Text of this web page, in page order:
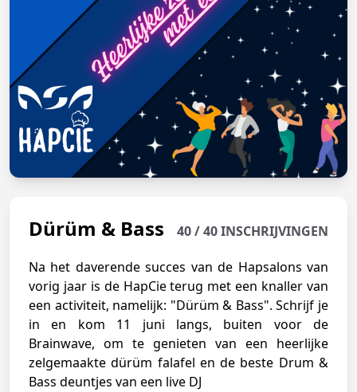
Dürüm & Bass 40 / 40 INSCHRIJVINGEN
Na het daverende succes van de Hapsalons van
vorig jaar is de HapCie terug met een knaller van
een activiteit, namelijk: "Dürüm & Bass". Schrijf je
in en kom 11 juni langs, buiten voor de
Brainwave, om te genieten van een heerlijke
zelgemaakte dürüm falafel en de beste Drum &
Bass deuntjes van een live DJ